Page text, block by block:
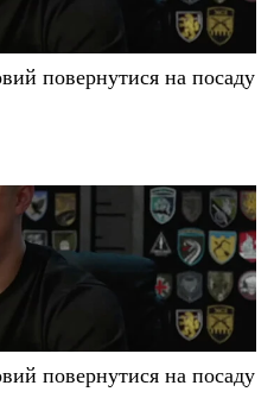
повернутися на посаду
повернутися на посаду